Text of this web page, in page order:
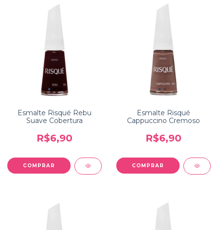
Esmalte Risqué Rebu
Suave Cobertura
R$6,90
Esmalte Risqué
Cappuccino Cremoso
R$6,90